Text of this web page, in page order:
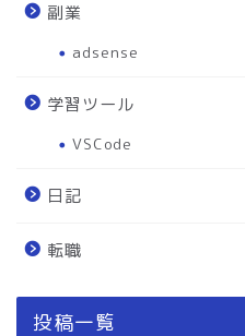
副業
adsense
学習ツール
VSCode
日記
転職
投稿一覧